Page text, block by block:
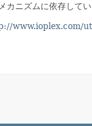
ニズムに依存して
www.ioplex.com/